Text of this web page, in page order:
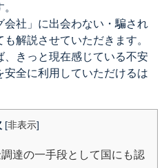
会社」に出会わない・騙され
解説させていただきます。
きっと現在感じている不安
全に利用していただけるは
[非表示]
達の一手段として国にも認